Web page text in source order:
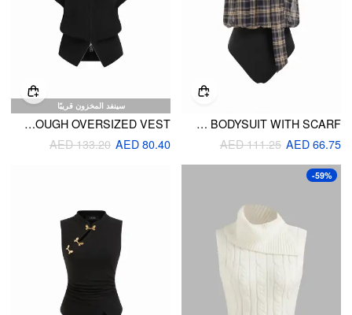
PLAID HALTER NECK ASYMMETRICAL CROP BLOUSE BODYSUIT WITH SCARF
AED 66.75
AED 111.25
سينفد المخزون قريبًا
KNIT ZIP THROUGH OVERSIZED VEST
AED 80.40
AED 133.20
-59%